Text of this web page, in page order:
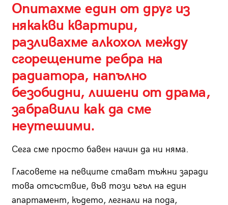
Опитахме един от друг из
някакви квартири,
разливахме алкохол между
сгорещените ребра на
радиатора, напълно
безобидни, лишени от драма,
забравили как да сме
неутешими.
Сега сме просто бавен начин да ни няма.
Гласовете на певците стават тъжни заради
това отсъствие, във този ъгъл на един
апартамент, където, легнали на пода,